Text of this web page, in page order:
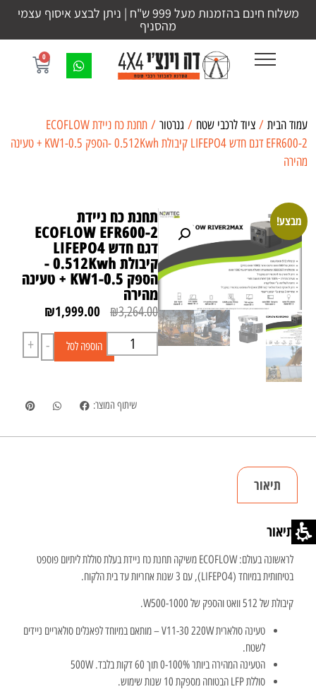
משלוח חינם בהזמנות מעל 999 ש"ח | ניתן לבצע איסוף עצמי
מהסניף
0
עמוד הבית / ציוד לרכבי שטח / גנרטור
/ תחנת כח ניידת ECOFLOW
EFR600-2 דגם חדש LIFEPO4 קיבולת 0.512Kwh -הספק 0.5-KW1 + טעינה
מהירה
מבצע! תחנת כח ניידת
ECOFLOW EFR600-2
דגם חדש LIFEPO4
קיבולת 0.512Kwh -
הספק 0.5-KW1 + טעינה
מהירה
₪3,264.00
₪1,999.00
-
+ הוספה לסל
שיתוף המוצר:
תיאור
תיאור
לראשונה בעולם: ECOFLOW משיקה תחנת כח ניידת בעלת סוללת ליתיום פוספט
בטיחותית במיוחד (LIFEPO4), עם 3 שנות אחריות עד בית הלקוח.
קיבולת של 512 וואט והספק של W500-1000.
טעינה סולארית V11-30 220W – מותאם במיוחד לפאנלים סולאריים ניידים
לשטח.
הטעינה המהירה ביותר 0-100% תוך 60 דקות בלבד. 500W
סוללת LFP הבטוחה מספקת 10 שנות שימוש.